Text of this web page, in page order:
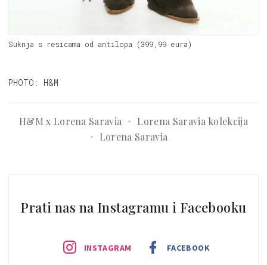
Suknja s resicama od antilopa (399,99 eura)
PHOTO: H&M
H&M x Lorena Saravia
Lorena Saravia kolekcija
Lorena Saravia
Prati nas na Instagramu i Facebooku
INSTAGRAM FACEBOOK